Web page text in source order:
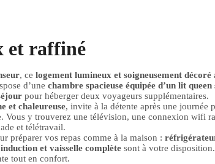
et raffiné
, ce logement lumineux et soigneusement décoré
d’une chambre spacieuse équipée d’un lit queen
pour héberger deux voyageurs supplémentaires.
et chaleureuse, invite à la détente après une journée
Vous y trouverez une télévision, une connexion wifi
et télétravail.
préparer vos repas comme à la maison :
et vaisselle complète sont à votre disposition.
tout en confort.